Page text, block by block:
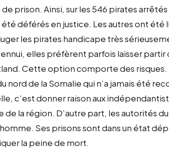
prison. Ainsi, sur les 546 pirates arrêtés
déférés en justice. Les autres ont été
les pirates handicape très
elles préfèrent parfois laisser partir
Cette option comporte des risques.
de la Somalie qui n’a jamais été
c’est donner raison aux
la région. D’autre part, les autorités
Ses prisons sont dans un état
la peine de mort.